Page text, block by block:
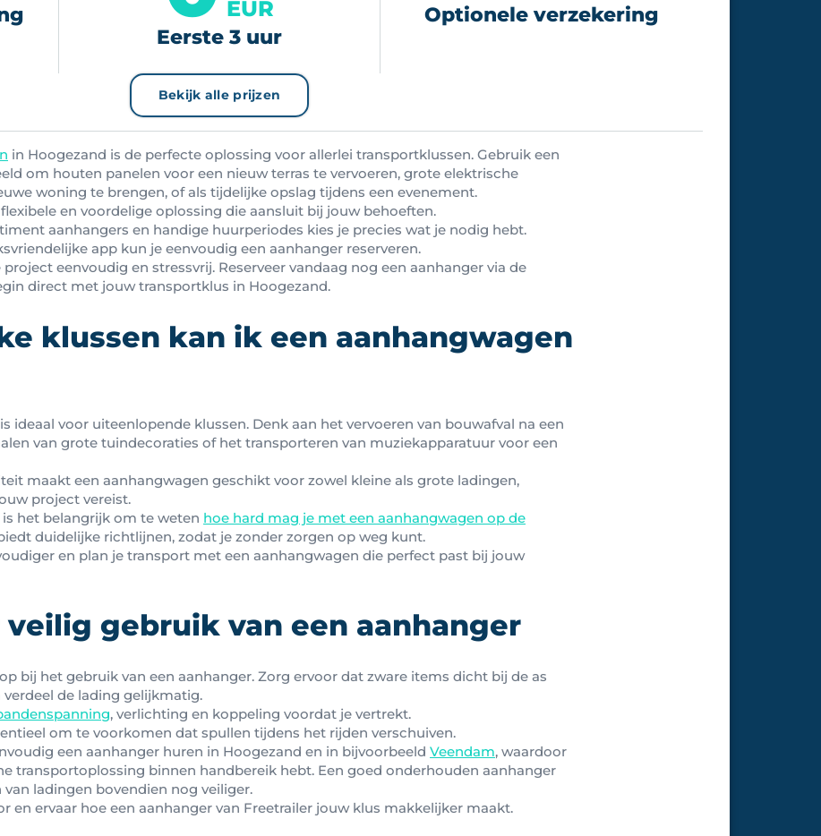
EUR
Eerste 3 uur
Optionele verzekering
Bekijk alle prijzen
in Hoogezand is de perfecte oplossing voor allerlei transportklussen. Gebruik een
om houten panelen voor een nieuw terras te vervoeren, grote elektrische
woning te brengen, of als tijdelijke opslag tijdens een evenement.
en voordelige oplossing die aansluit bij jouw behoeften.
aanhangers en handige huurperiodes kies je precies wat je nodig hebt.
app kun je eenvoudig een aanhanger reserveren.
eenvoudig en stressvrij. Reserveer vandaag nog een aanhanger via de
direct met jouw transportklus in Hoogezand.
klussen kan ik een aanhangwagen
ideaal voor uiteenlopende klussen. Denk aan het vervoeren van bouwafval na een
van grote tuindecoraties of het transporteren van muziekapparatuur voor een
maakt een aanhangwagen geschikt voor zowel kleine als grote ladingen,
project vereist.
het belangrijk om te weten hoe hard mag je met een aanhangwagen op de
duidelijke richtlijnen, zodat je zonder zorgen op weg kunt.
en plan je transport met een aanhangwagen die perfect past bij jouw
veilig gebruik van een aanhanger
bij het gebruik van een aanhanger. Zorg ervoor dat zware items dicht bij de as
de lading gelijkmatig.
, verlichting en koppeling voordat je vertrekt.
om te voorkomen dat spullen tijdens het rijden verschuiven.
een aanhanger huren in Hoogezand en in bijvoorbeeld Veendam, waardoor
transportoplossing binnen handbereik hebt. Een goed onderhouden aanhanger
ladingen bovendien nog veiliger.
en ervaar hoe een aanhanger van Freetrailer jouw klus makkelijker maakt.